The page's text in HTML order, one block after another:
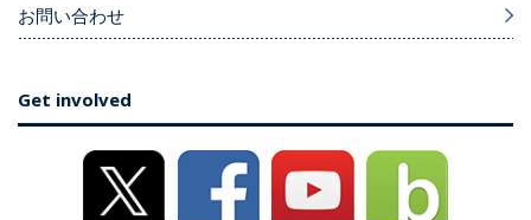
お問い合わせ
Get involved